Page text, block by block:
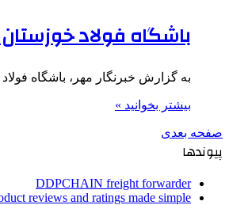
باشگاه فولاد
به گزارش خبرنگار مهر، باشگاه
بیشتر بخوانید »
صفحه بعدی
پیوندها
DDPCHAIN freight forwarder
reviews and ratings made simple